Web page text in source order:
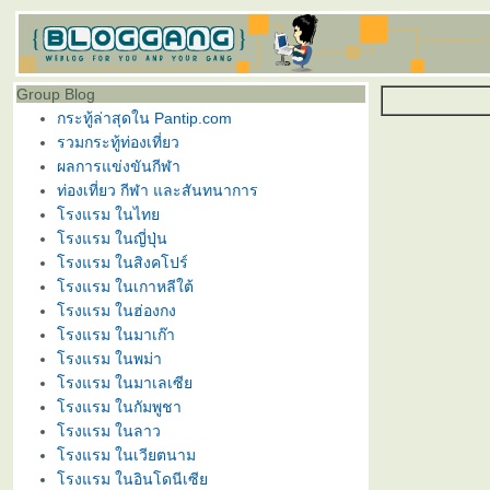
Group Blog
กระทู้ล่าสุดใน Pantip.com
รวมกระทู้ท่องเที่ยว
ผลการแข่งขันกีฬา
ท่องเที่ยว กีฬา และสันทนาการ
โรงแรม ในไทย
โรงแรม ในญี่ปุ่น
โรงแรม ในสิงคโปร์
โรงแรม ในเกาหลีใต้
โรงแรม ในฮ่องกง
โรงแรม ในมาเก๊า
โรงแรม ในพม่า
โรงแรม ในมาเลเซีย
โรงแรม ในกัมพูชา
โรงแรม ในลาว
โรงแรม ในเวียตนาม
โรงแรม ในอินโดนีเซีย